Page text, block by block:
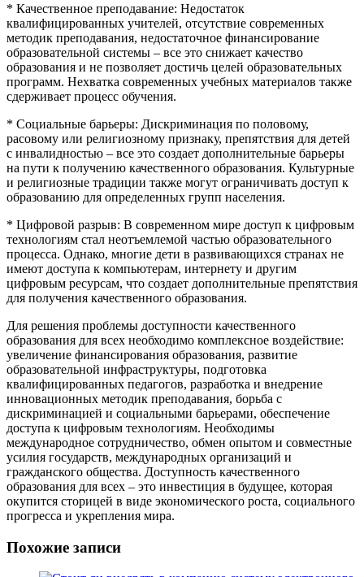
* Качественное преподавание: Недостаток
квалифицированных учителей, отсутствие современных
методик преподавания, недостаточное финансирование
образовательной системы – все это снижает качество
образования и не позволяет достичь целей образовательных
программ. Нехватка современных учебных материалов также
сдерживает процесс обучения.
* Социальные барьеры: Дискриминация по половому,
расовому или религиозному признаку, препятствия для детей
с инвалидностью – все это создает дополнительные барьеры
на пути к получению качественного образования. Культурные
и религиозные традиции также могут ограничивать доступ к
образованию для определенных групп населения.
* Цифровой разрыв: В современном мире доступ к цифровым
технологиям стал неотъемлемой частью образовательного
процесса. Однако, многие дети в развивающихся странах не
имеют доступа к компьютерам, интернету и другим
цифровым ресурсам, что создает дополнительные препятствия
для получения качественного образования.
Для решения проблемы доступности качественного
образования для всех необходимо комплексное воздействие:
увеличение финансирования образования, развитие
образовательной инфраструктуры, подготовка
квалифицированных педагогов, разработка и внедрение
инновационных методик преподавания, борьба с
дискриминацией и социальными барьерами, обеспечение
доступа к цифровым технологиям. Необходимы
международное сотрудничество, обмен опытом и совместные
усилия государств, международных организаций и
гражданского общества. Доступность качественного
образования для всех – это инвестиция в будущее, которая
окупится сторицей в виде экономического роста, социального
прогресса и укрепления мира.
Похожие записи